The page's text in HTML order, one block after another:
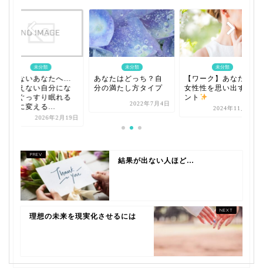
未分類
眠れないあなたへ…
「考えない自分にな
る」ぐっすり眠れる
人生に変える...
2026年2月19日
未分類
あなたはどっち？自
分の満たし方タイプ
2022年7月4日
未分類
【ワーク】あなたが
女性性を思い出すヒ
ント
2024年11月27日
結果が出ない人ほど…
理想の未来を現実化させるには